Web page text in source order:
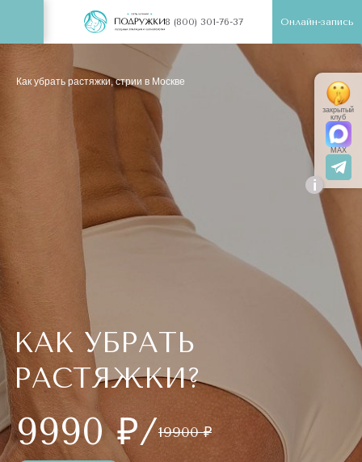
8 (800) 301-76-37 Онлайн-запись
Как убрать растяжки, стрии в Москве
КАК УБРАТЬ
РАСТЯЖКИ?
9990 ₽/19900 ₽
i
закрытый
клуб
MAX